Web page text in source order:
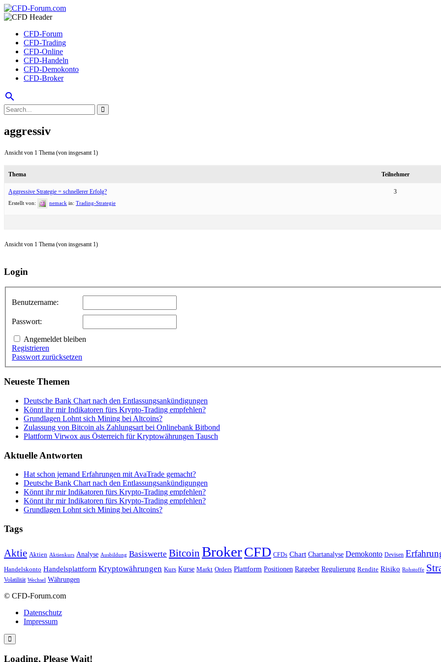
CFD-Forum
CFD-Trading
CFD-Online
CFD-Handeln
CFD-Demokonto
CFD-Broker
search
aggressiv
Ansicht von 1 Thema (von insgesamt 1)
Thema Teilnehmer
Aggressive Strategie = schnellerer Erfolg?
Erstellt von: nemack in: Trading-Strategie
3
Ansicht von 1 Thema (von insgesamt 1)
Login
Benutzername:
Passwort:
Angemeldet bleiben
Registrieren
Passwort zurücksetzen
Neueste Themen
Deutsche Bank Chart nach den Entlassungsankündigungen
Könnt ihr mir Indikatoren fürs Krypto-Trading empfehlen?
Grundlagen Lohnt sich Mining bei Altcoins?
Zulassung von Bitcoin als Zahlungsart bei Onlinebank Bitbond
Plattform Virwox aus Österreich für Kryptowährungen Tausch
Aktuelle Antworten
Hat schon jemand Erfahrungen mit AvaTrade gemacht?
Deutsche Bank Chart nach den Entlassungsankündigungen
Könnt ihr mir Indikatoren fürs Krypto-Trading empfehlen?
Könnt ihr mir Indikatoren fürs Krypto-Trading empfehlen?
Grundlagen Lohnt sich Mining bei Altcoins?
Tags
Aktie Aktien Aktienkurs Analyse Ausbildung Basiswerte Bitcoin BrokerCFD CFDs Chart Chartanalyse Demokonto Devisen
Handelskonto Handelsplattform Kryptowährungen Kurs Kurse Markt Orders Plattform Positionen Ratgeber Regulierung Rendite Risiko Rohstoffe
Volatilität Wechsel Währungen
© CFD-Forum.com
Datenschutz
Impressum
Loading, Please Wait!